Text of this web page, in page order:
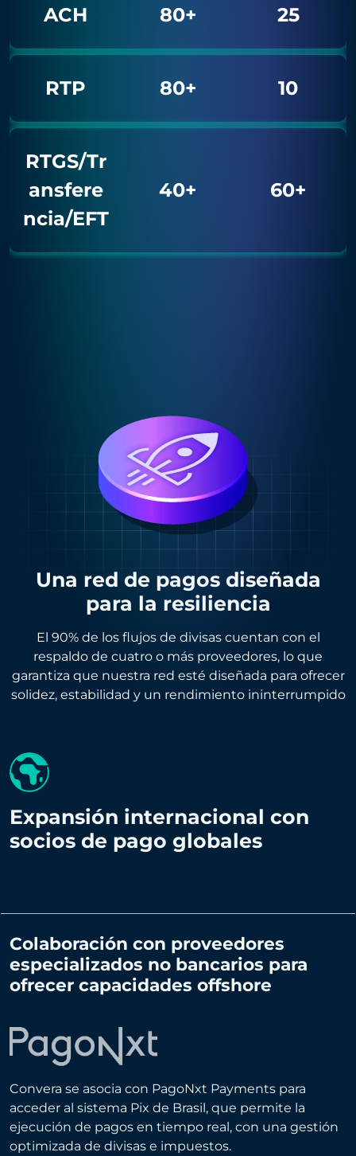
ACH 80+ 25
RTP 80+ 10
RTGS/Tr
ansfere
ncia/EFT
40+ 60+
Una red de pagos diseñada
para la resiliencia
El 90% de los flujos de divisas cuentan con el
respaldo de cuatro o más proveedores, lo que
garantiza que nuestra red esté diseñada para ofrecer
solidez, estabilidad y un rendimiento ininterrumpido
Expansión internacional con
socios de pago globales
Colaboración con proveedores
especializados no bancarios para
ofrecer capacidades offshore
Convera se asocia con PagoNxt Payments para
acceder al sistema Pix de Brasil, que permite la
ejecución de pagos en tiempo real, con una gestión
optimizada de divisas e impuestos.